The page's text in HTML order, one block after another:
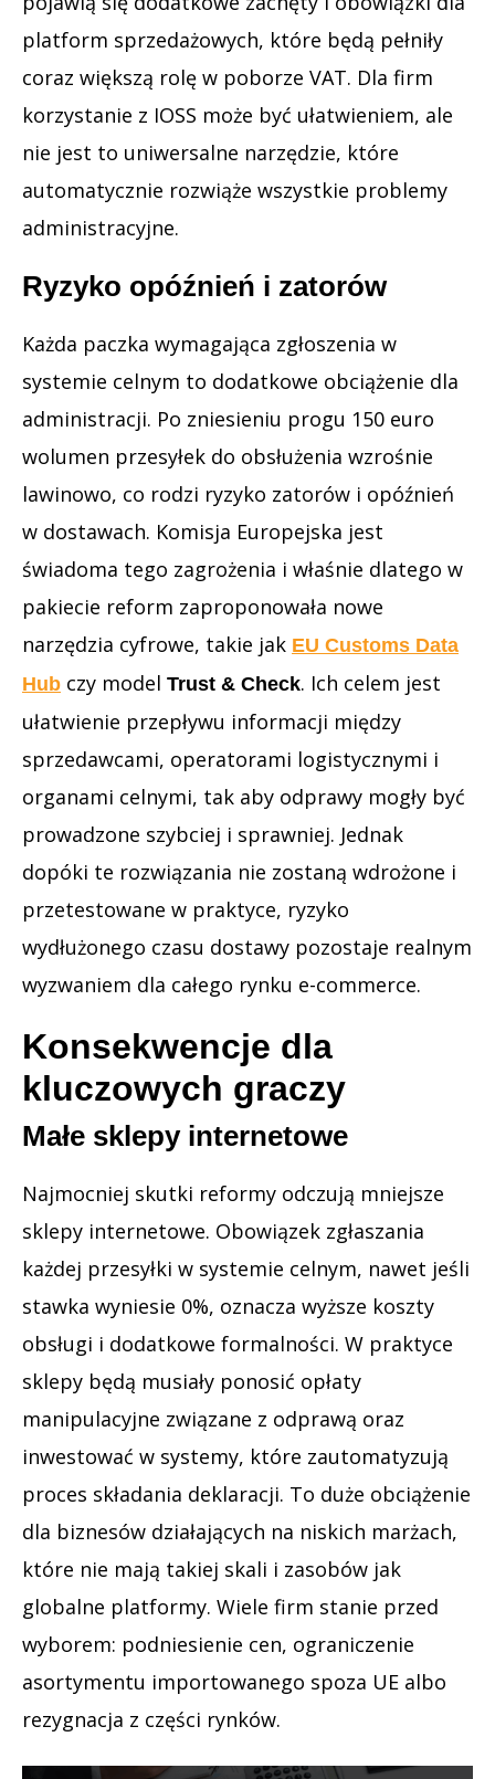
platform sprzedażowych, które będą pełniły
coraz większą rolę w poborze VAT. Dla firm
korzystanie z IOSS może być ułatwieniem, ale
nie jest to uniwersalne narzędzie, które
automatycznie rozwiąże wszystkie problemy
administracyjne.
Ryzyko opóźnień i zatorów
Każda paczka wymagająca zgłoszenia w
systemie celnym to dodatkowe obciążenie dla
administracji. Po zniesieniu progu 150 euro
wolumen przesyłek do obsłużenia wzrośnie
lawinowo, co rodzi ryzyko zatorów i opóźnień
w dostawach. Komisja Europejska jest
świadoma tego zagrożenia i właśnie dlatego w
pakiecie reform zaproponowała nowe
narzędzia cyfrowe, takie jak EU Customs Data
Hub czy model Trust & Check. Ich celem jest
ułatwienie przepływu informacji między
sprzedawcami, operatorami logistycznymi i
organami celnymi, tak aby odprawy mogły być
prowadzone szybciej i sprawniej. Jednak
dopóki te rozwiązania nie zostaną wdrożone i
przetestowane w praktyce, ryzyko
wydłużonego czasu dostawy pozostaje realnym
wyzwaniem dla całego rynku e-commerce.
Konsekwencje dla
kluczowych graczy
Małe sklepy internetowe
Najmocniej skutki reformy odczują mniejsze
sklepy internetowe. Obowiązek zgłaszania
każdej przesyłki w systemie celnym, nawet jeśli
stawka wyniesie 0%, oznacza wyższe koszty
obsługi i dodatkowe formalności. W praktyce
sklepy będą musiały ponosić opłaty
manipulacyjne związane z odprawą oraz
inwestować w systemy, które zautomatyzują
proces składania deklaracji. To duże obciążenie
dla biznesów działających na niskich marżach,
które nie mają takiej skali i zasobów jak
globalne platformy. Wiele firm stanie przed
wyborem: podniesienie cen, ograniczenie
asortymentu importowanego spoza UE albo
rezygnacja z części rynków.